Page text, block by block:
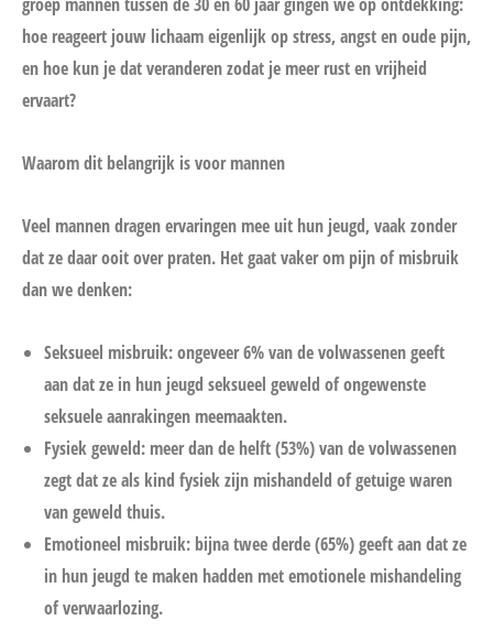
hoe reageert jouw lichaam eigenlijk op stress, angst en oude pijn,
en hoe kun je dat veranderen zodat je meer rust en vrijheid
ervaart?
Waarom dit belangrijk is voor mannen
Veel mannen dragen ervaringen mee uit hun jeugd, vaak zonder
dat ze daar ooit over praten. Het gaat vaker om pijn of misbruik
dan we denken:
Seksueel misbruik: ongeveer 6% van de volwassenen geeft
aan dat ze in hun jeugd seksueel geweld of ongewenste
seksuele aanrakingen meemaakten.
Fysiek geweld: meer dan de helft (53%) van de volwassenen
zegt dat ze als kind fysiek zijn mishandeld of getuige waren
van geweld thuis.
Emotioneel misbruik: bijna twee derde (65%) geeft aan dat ze
in hun jeugd te maken hadden met emotionele mishandeling
of verwaarlozing.